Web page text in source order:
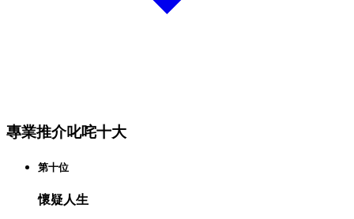
專業推介叱咤十大
第十位
懷疑人生